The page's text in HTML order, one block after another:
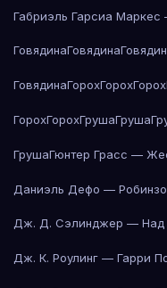
Габриэль Гарсиа Маркес
ГовядинаГовядина
ГовядинаГорохГорохГорох
ГорохГорохГрушаГруша
ГрушаГюнтер Грасс —
Даниэль Дефо —
Дж. Д. Сэлинджер — Над
Дж. К. Роулинг — Гарри